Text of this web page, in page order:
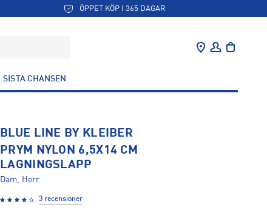
ÖPPET KÖP I 365 DAGAR
SISTA CHANSEN
BLUE LINE BY KLEIBER
PRYM NYLON 6,5X14 CM
LAGNINGSLAPP
Dam, Herr
3 recensioner